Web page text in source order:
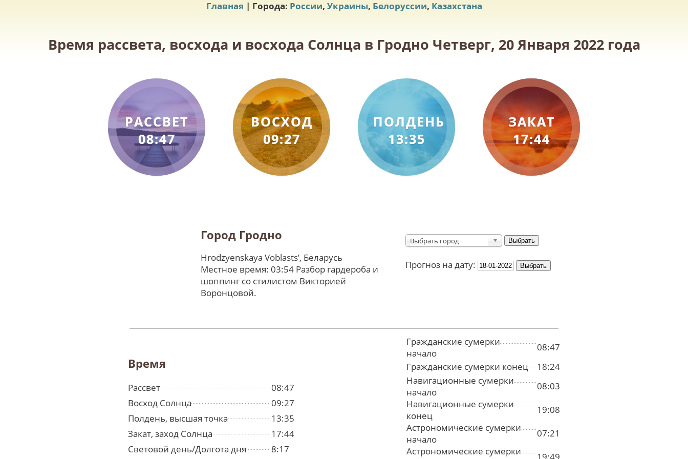
Главная | Города: России, Украины, Белоруссии, Казахстана
Время рассвета, восхода и восхода Солнца в Гродно Четверг, 20 Января 2022 года
РАССВЕТ
08:47
ВОСХОД
09:27
ПОЛДЕНЬ
13:35
ЗАКАТ
17:44
Город Гродно
Hrodzyenskaya Voblastsʼ, Беларусь
Местное время: 03:54 Разбор гардероба и
шоппинг со стилистом Викторией
Воронцовой.
Выбрать город
Прогноз на дату:
Время
Рассвет
08:47
Восход Солнца
09:27
Полдень, высшая точка
13:35
Закат, заход Солнца
17:44
Световой день/Долгота дня
8:17
Гражданские сумерки
начало
08:47
Гражданские сумерки конец
18:24
Навигационные сумерки
начало
08:03
Навигационные сумерки
конец
19:08
Астрономические сумерки
начало
07:21
Астрономические сумерки
19:49